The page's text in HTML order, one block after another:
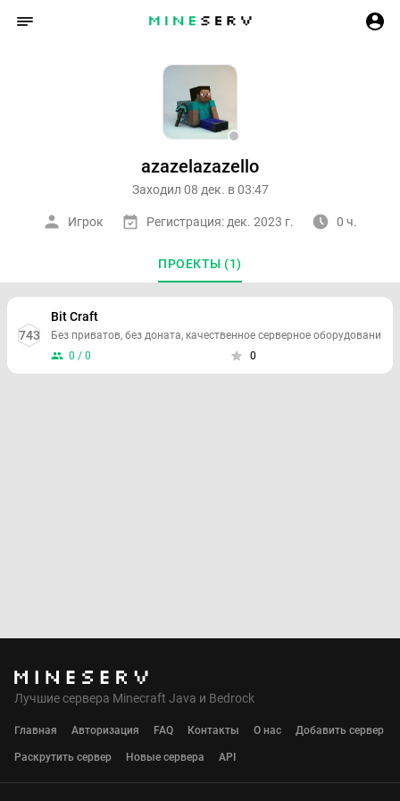
azazelazazello
Заходил 08 дек. в 03:47
Игрок Регистрация: дек. 2023 г. 0 ч.
ПРОЕКТЫ (1)
743
Bit Craft
Без приватов, без доната, качественное серверное оборудовани
0 / 0
0
Лучшие сервера Minecraft Java и Bedrock
Главная Авторизация FAQ Контакты О нас Добавить сервер
Раскрутить сервер Новые сервера API